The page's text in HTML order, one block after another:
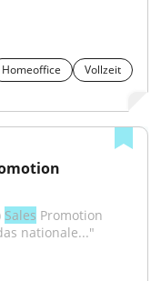
Homeoffice
Vollzeit
Sales Promotion
nationale..."